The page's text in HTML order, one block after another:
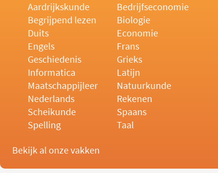
Aardrijkskunde
Bedrijfseconomie
Begrijpend lezen
Biologie
Duits
Economie
Engels
Frans
Geschiedenis
Grieks
Informatica
Latijn
Maatschappijleer
Natuurkunde
Nederlands
Rekenen
Scheikunde
Spaans
Spelling
Taal
Bekijk al onze vakken